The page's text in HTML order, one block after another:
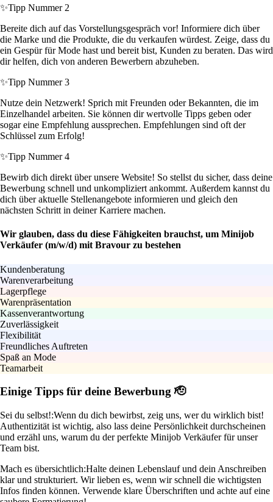
✨Tipp Nummer 2
Bereite dich auf das Vorstellungsgespräch vor! Informiere dich über
die Marke und die Produkte, die du verkaufen würdest. Zeige, dass du
ein Gespür für Mode hast und bereit bist, Kunden zu beraten. Das wird
dir helfen, dich von anderen Bewerbern abzuheben.
✨Tipp Nummer 3
Nutze dein Netzwerk! Sprich mit Freunden oder Bekannten, die im
Einzelhandel arbeiten. Sie können dir wertvolle Tipps geben oder
sogar eine Empfehlung aussprechen. Empfehlungen sind oft der
Schlüssel zum Erfolg!
✨Tipp Nummer 4
Bewirb dich direkt über unsere Website! So stellst du sicher, dass deine
Bewerbung schnell und unkompliziert ankommt. Außerdem kannst du
dich über aktuelle Stellenangebote informieren und gleich den
nächsten Schritt in deiner Karriere machen.
Wir glauben, dass du diese Fähigkeiten brauchst, um Minijob
Verkäufer (m/w/d) mit Bravour zu bestehen
Kundenberatung
Warenverarbeitung
Lagerpflege
Warenpräsentation
Kassenverantwortung
Zuverlässigkeit
Flexibilität
Freundliches Auftreten
Spaß an Mode
Teamarbeit
Einige Tipps für deine Bewerbung 🫡
Sei du selbst!:Wenn du dich bewirbst, zeig uns, wer du wirklich bist!
Authentizität ist wichtig, also lass deine Persönlichkeit durchscheinen
und erzähl uns, warum du der perfekte Minijob Verkäufer für unser
Team bist.
Mach es übersichtlich:Halte deinen Lebenslauf und dein Anschreiben
klar und strukturiert. Wir lieben es, wenn wir schnell die wichtigsten
Infos finden können. Verwende klare Überschriften und achte auf eine